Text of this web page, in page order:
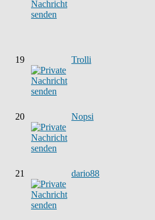
19 Trolli
20 Nopsi
21 dario88